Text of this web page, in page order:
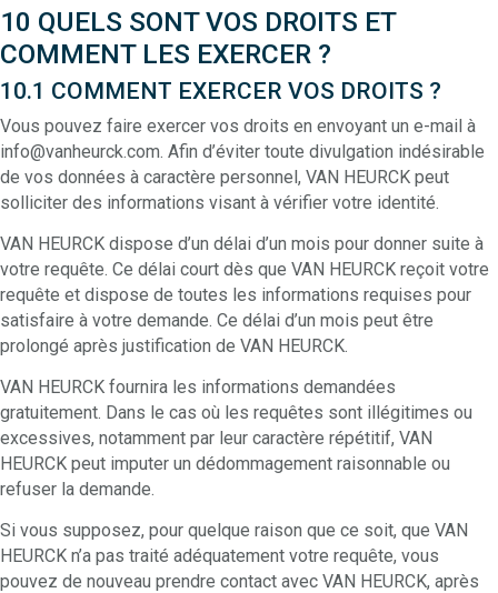
10 QUELS SONT VOS DROITS ET
COMMENT LES EXERCER ?
10.1 COMMENT EXERCER VOS DROITS ?
Vous pouvez faire exercer vos droits en envoyant un e-mail à
info@vanheurck.com. Afin d’éviter toute divulgation indésirable
de vos données à caractère personnel, VAN HEURCK peut
solliciter des informations visant à vérifier votre identité.
VAN HEURCK dispose d’un délai d’un mois pour donner suite à
votre requête. Ce délai court dès que VAN HEURCK reçoit votre
requête et dispose de toutes les informations requises pour
satisfaire à votre demande. Ce délai d’un mois peut être
prolongé après justification de VAN HEURCK.
VAN HEURCK fournira les informations demandées
gratuitement. Dans le cas où les requêtes sont illégitimes ou
excessives, notamment par leur caractère répétitif, VAN
HEURCK peut imputer un dédommagement raisonnable ou
refuser la demande.
Si vous supposez, pour quelque raison que ce soit, que VAN
HEURCK n’a pas traité adéquatement votre requête, vous
pouvez de nouveau prendre contact avec VAN HEURCK, après